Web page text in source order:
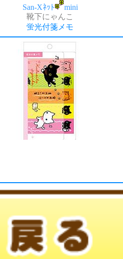
San-Xﾈｯﾄ
mini
靴下にゃんこ
蛍光付箋メモ